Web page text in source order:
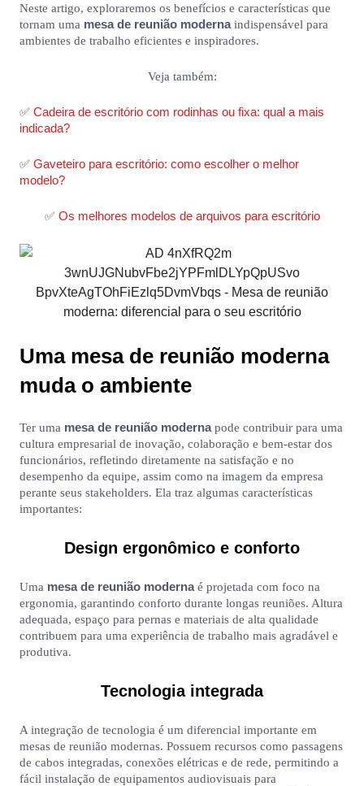
Neste artigo, exploraremos os benefícios e características que
tornam uma mesa de reunião modernaindispensável para
ambientes de trabalho eficientes e inspiradores.
Veja também:
✅ Cadeira de escritório com rodinhas ou fixa: qual a mais
indicada?
✅ Gaveteiro para escritório: como escolher o melhor
modelo?
✅ Os melhores modelos de arquivos para escritório
Uma mesa de reunião moderna
muda o ambiente
Ter uma mesa de reunião modernapode contribuir para uma
cultura empresarial de inovação, colaboração e bem-estar dos
funcionários, refletindo diretamente na satisfação e no
desempenho da equipe, assim como na imagem da empresa
perante seus stakeholders. Ela traz algumas características
importantes:
Design ergonômico e conforto
Uma mesa de reunião modernaé projetada com foco na
ergonomia, garantindo conforto durante longas reuniões. Altura
adequada, espaço para pernas e materiais de alta qualidade
contribuem para uma experiência de trabalho mais agradável e
produtiva.
Tecnologia integrada
A integração de tecnologia é um diferencial importante em
mesas de reunião modernas. Possuem recursos como passagens
de cabos integradas, conexões elétricas e de rede, permitindo a
fácil instalação de equipamentos audiovisuais para